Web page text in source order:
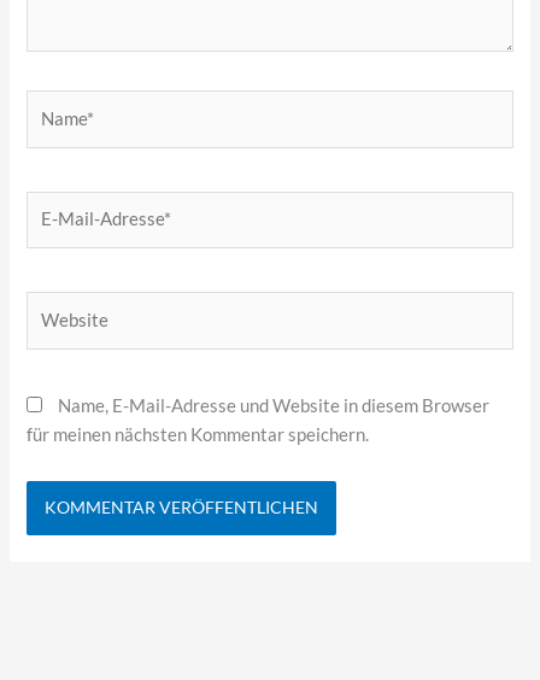
Name, E-Mail-Adresse und Website in diesem Browser
für meinen nächsten Kommentar speichern.